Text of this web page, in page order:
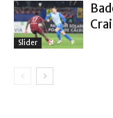
Slider